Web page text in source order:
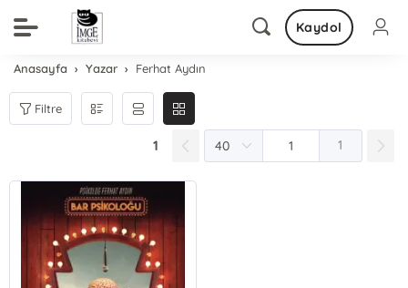
Kaydol
Anasayfa Yazar Ferhat Aydın
Filtre
1 1